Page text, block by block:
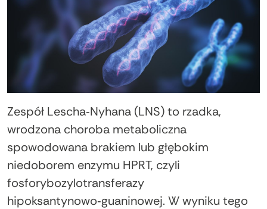
Zespół Lescha‑Nyhana (LNS) to rzadka,
wrodzona choroba metaboliczna
spowodowana brakiem lub głębokim
niedoborem enzymu HPRT, czyli
fosforybozylotransferazy
hipoksantynowo‑guaninowej. W wyniku tego